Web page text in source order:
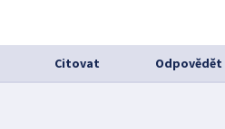
Citovat Odpovědět